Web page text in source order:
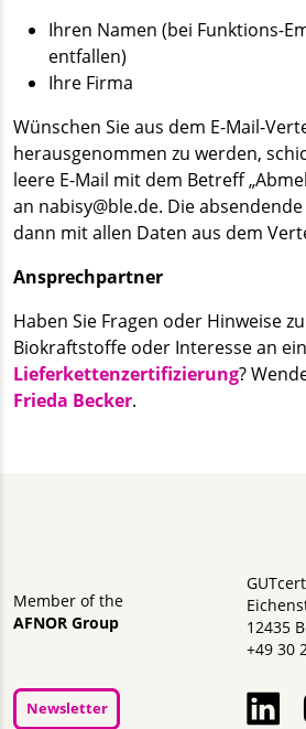
Ihren Namen (bei Funktions-
entfallen)
Ihre Firma
Wünschen Sie aus dem E-Mail-
herausgenommen zu werden,
leere E-Mail mit dem Betreff
an nabisy@ble.de. Die
dann mit allen Daten aus dem
Ansprechpartner
Haben Sie Fragen oder Hinweise
Biokraftstoffe oder Interesse an
Lieferkettenzertifizierung?
Frieda Becker.
Member of the
AFNOR Group
12435
+49 30
Newsletter